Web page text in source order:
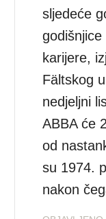
sljedeće
karijere,
Fältskog
nedjeljni
ABBA će
od
su 1974.
nakon